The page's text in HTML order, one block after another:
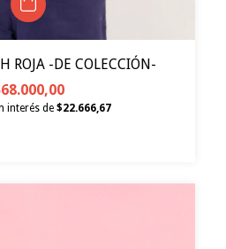
ROJA -DE COLECCIÓN-
interés de $22.666,67